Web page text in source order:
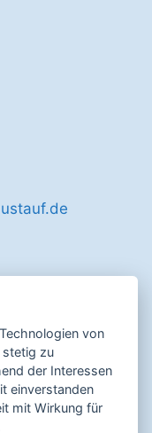
von
stetig zu
der Interessen
einverstanden
mit Wirkung für